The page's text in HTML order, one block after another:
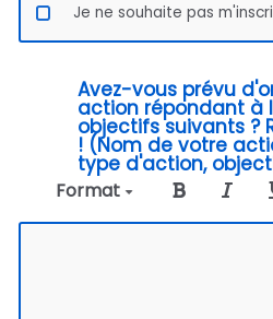
Je ne souhaite pas
Avez-vous prévu
action répondant à
objectifs suivants ?
! (Nom de votre
type d'action,
Format